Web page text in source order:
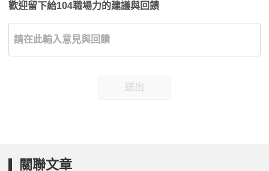
歡迎留下給104職場力的建議與回饋
送出
關聯文章